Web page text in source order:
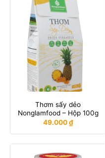
Thơm sấy dẻo
Nonglamfood – Hộp 100g
49.000₫